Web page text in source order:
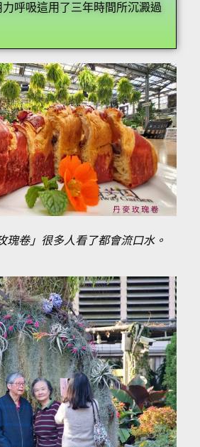
呼吸這用了三年時間所沉澱過
瑰卷」很多人看了都會流口水。